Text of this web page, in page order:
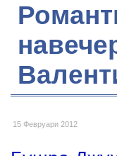
15 Февруари 2012